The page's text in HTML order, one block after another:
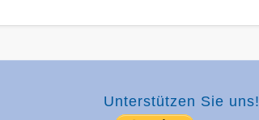
Unterstützen Sie uns!